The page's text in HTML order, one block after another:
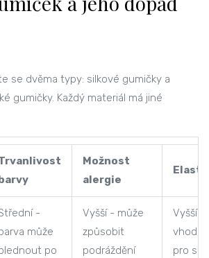
se dvěma typy: silkové gumičky a
gumičky. Každý materiál má jiné
Možnost
alergie
-
může
po
Vyšší - může
způsobit
podráždění
Vyšší -
vhodné
pro